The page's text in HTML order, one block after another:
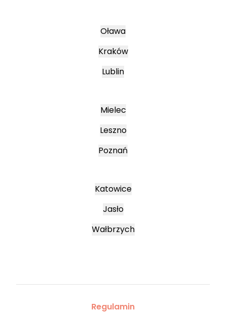
Oława
Kraków
Lublin
Mielec
Leszno
Poznań
Katowice
Jasło
Wałbrzych
Regulamin